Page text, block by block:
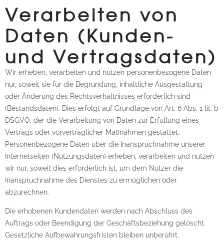
Verarbeiten von
Daten (Kunden-
und Vertragsdaten)
Wir erheben, verarbeiten und nutzen personenbezogene Daten
nur, soweit sie für die Begründung, inhaltliche Ausgestaltung
oder Änderung des Rechtsverhältnisses erforderlich sind
(Bestandsdaten). Dies erfolgt auf Grundlage von Art. 6 Abs. 1 lit. b
DSGVO, der die Verarbeitung von Daten zur Erfüllung eines
Vertrags oder vorvertraglicher Maßnahmen gestattet.
Personenbezogene Daten über die Inanspruchnahme unserer
Internetseiten (Nutzungsdaten) erheben, verarbeiten und nutzen
wir nur, soweit dies erforderlich ist, um dem Nutzer die
Inanspruchnahme des Dienstes zu ermöglichen oder
abzurechnen.
Die erhobenen Kundendaten werden nach Abschluss des
Auftrags oder Beendigung der Geschäftsbeziehung gelöscht.
Gesetzliche Aufbewahrungsfristen bleiben unberührt.